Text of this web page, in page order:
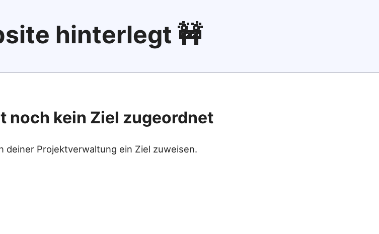
hinterlegt 🚧
noch kein Ziel zugeordnet
deiner Projektverwaltung ein Ziel zuweisen.